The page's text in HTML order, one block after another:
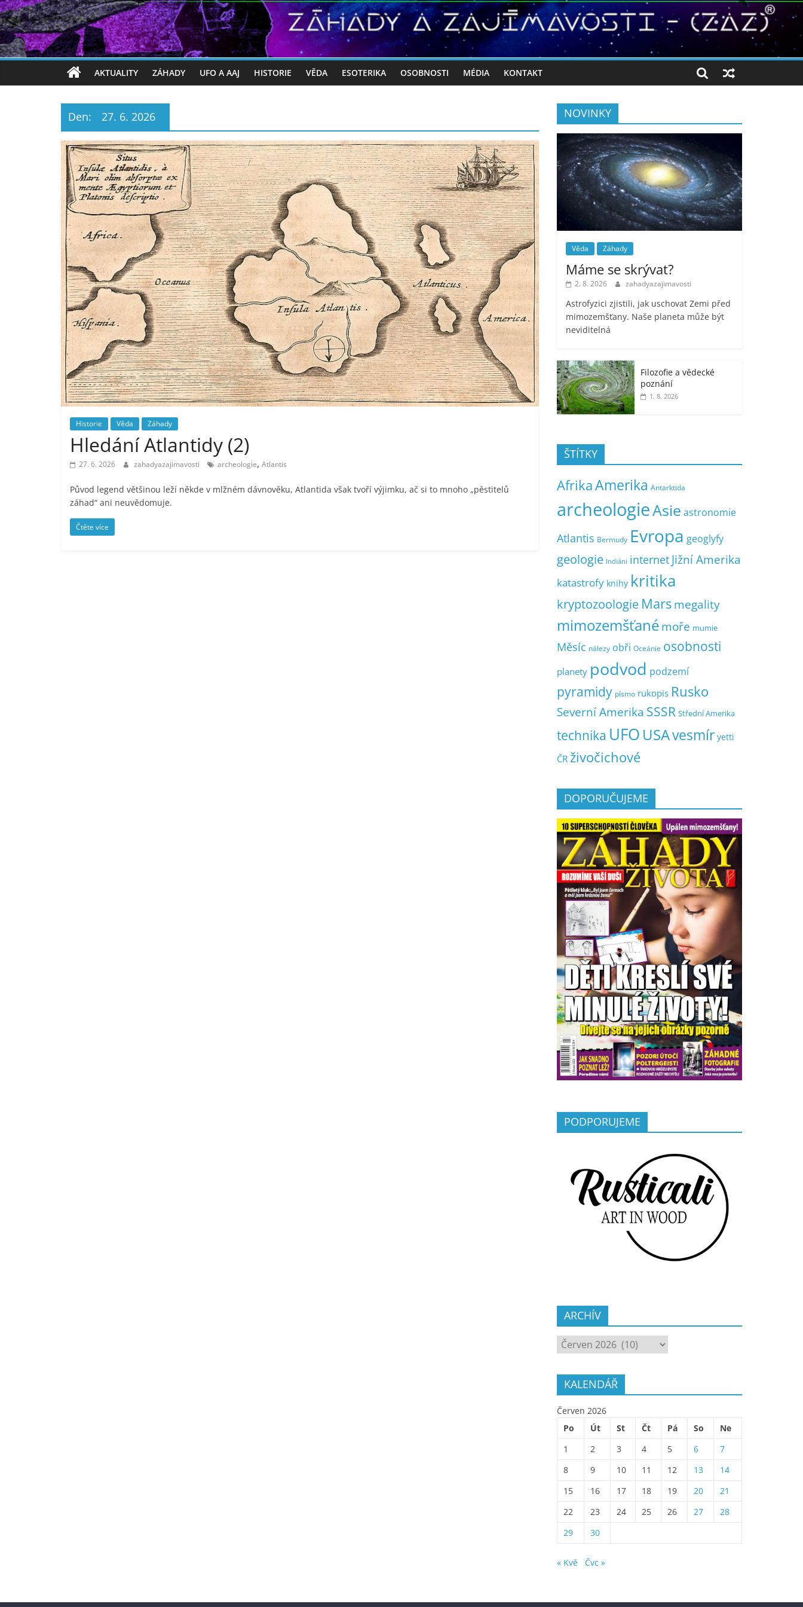
AKTUALITY ZÁHADY UFO A AAJ HISTORIE VĚDA ESOTERIKA OSOBNOSTI MÉDIA KONTAKT
Den: 27. 6. 2026
Historie Věda Záhady
Hledání Atlantidy (2)
27. 6. 2026 zahadyazajimavosti archeologie, Atlantis
Původ legend většinou leží někde v mlžném dávnověku, Atlantida však tvoří výjimku, ač si to mnoho „pěstitelů
záhad“ ani neuvědomuje.
Čtěte více
NOVINKY
Věda Záhady
Máme se skrývat?
2. 8. 2026 zahadyazajimavosti
Astrofyzici zjistili, jak uschovat Zemi před
mimozemšťany. Naše planeta může být
neviditelná
Filozofie a vědecké
poznání
1. 8. 2026
ŠTÍTKY
AfrikaAmerika Antarktida
archeologieAsie astronomie
Atlantis Bermudy Evropa geoglyfy
geologie Indiáni internet Jižní Amerika
katastrofy knihy kritika
kryptozoologie Marsmegality
mimozemšťanémoře mumie
Měsíc nálezy obři Oceánie osobnosti
planety podvod podzemí
pyramidy písmo rukopis Rusko
Severní Amerika SSSR Střední Amerika
technika UFO USAvesmír yetti
ČR živočichové
DOPORUČUJEME
PODPORUJEME
ARCHÍV
ARCHÍV
KALENDÁŘ
Červen 2026
Po
Út St Čt Pá So
Ne
1
2 3 4 5 6
7
8
9 10 11 12 13
14
15
16 17 18 19 20
21
22
23 24 25 26 27
28
29
30
« Kvě Čvc »